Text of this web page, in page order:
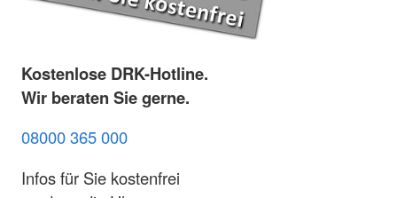
Kostenlose DRK-Hotline.
Wir beraten Sie gerne.
08000 365 000
Infos für Sie kostenfrei